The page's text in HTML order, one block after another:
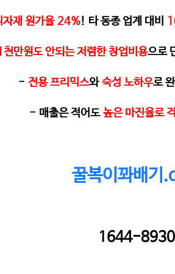
자재 원가율 24%! 타 동종 업계 대비
천만원도 안되는 저렴한 창업비용으로
- 전용 프리믹스와 숙성 노하우로
- 매출은 적어도 높은 마진율로
꿀복이꽈배기
1644-8930